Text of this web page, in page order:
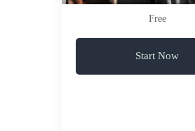
Free
Start Now